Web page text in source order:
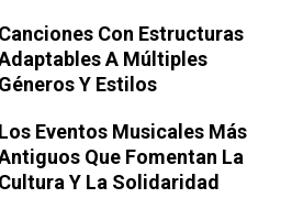
Canciones Con Estructuras
A Múltiples
Géneros Y Estilos
Los Eventos Musicales Más
Que Fomentan La
Cultura Y La Solidaridad